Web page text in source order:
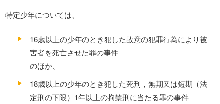
特定少年については、
16歳以上の少年のとき犯した故意の犯罪行為により被
害者を死亡させた罪の事件
のほか、
18歳以上の少年のとき犯した死刑，無期又は短期（法
定刑の下限）1年以上の拘禁刑に当たる罪の事件